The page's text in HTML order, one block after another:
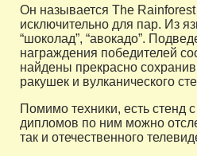
Он называется The
исключительно для пар. Из
“шоколад”, “авокадо”.
награждения победителей
найдены прекрасно
ракушек и вулканического
Помимо техники, есть
дипломов по ним можно
так и отечественного